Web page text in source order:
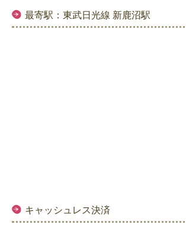
最寄駅：東武日光線 新鹿沼駅
キャッシュレス決済